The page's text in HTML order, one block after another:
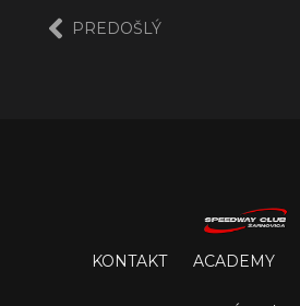
PREDOŠLÝ
KONTAKT ACADEMY